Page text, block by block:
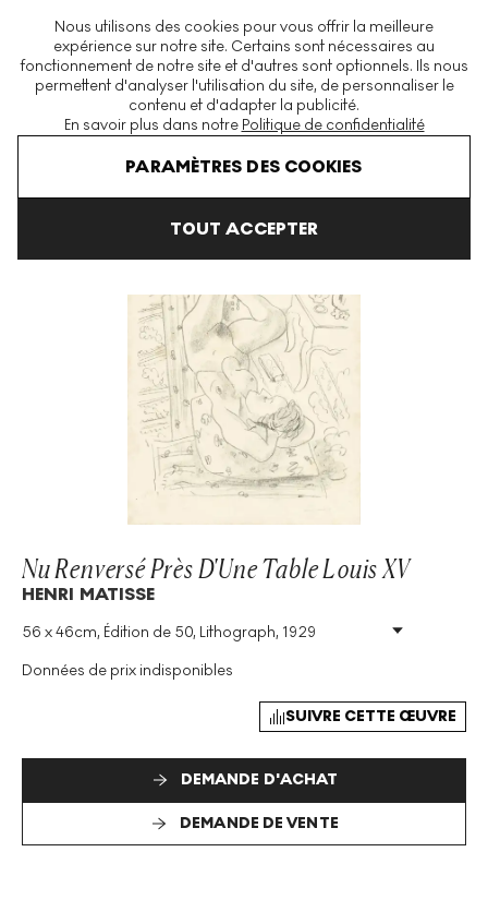
Nous utilisons des cookies pour vous offrir la meilleure
expérience sur notre site. Certains sont nécessaires au
fonctionnement de notre site et d'autres sont optionnels. Ils nous
permettent d'analyser l'utilisation du site, de personnaliser le
contenu et d'adapter la publicité.
En savoir plus dans notre Politique de confidentialité
PARAMÈTRES DES COOKIES
TOUT ACCEPTER
La plus grande plateforme mondiale d'estampes et éditions
modernes et contemporaines
Henri Matisse Nu Renversé Près D'Une Table
Nu Renversé Près D'Une Table Louis XV
HENRI MATISSE
56 x 46cm, Édition de 50, Lithograph, 1929
Technique: Lithograph
Taille De L'édition: 50
Données de prix indisponibles
SUIVRE CETTE ŒUVRE
DEMANDE D'ACHAT
DEMANDE DE VENTE